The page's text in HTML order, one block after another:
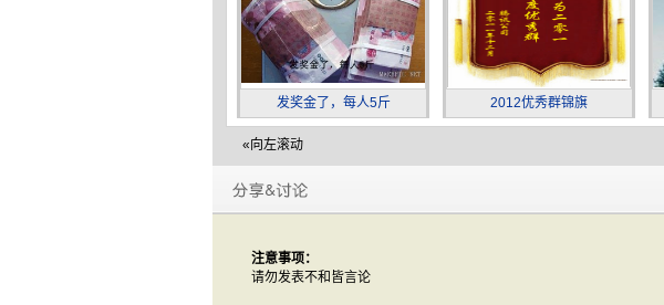
发奖金了，每人5斤 2012优秀群锦旗
«向左滚动
注意事项：
请勿发表不和皆言论